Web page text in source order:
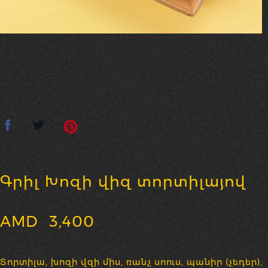
Գրիլ Խոզի վիզ տորտիլայով
AMD 3,400
Տորտիլա, խոզի վզի միս, ռանչ սոուս, պանիր (չեդեր),